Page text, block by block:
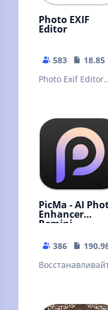
Photo EXIF
Editor
583
18.85
Photo Exif Editor
Exif data of your
image
PicMa - AI
Enhancer
Remini
386
фотографии и